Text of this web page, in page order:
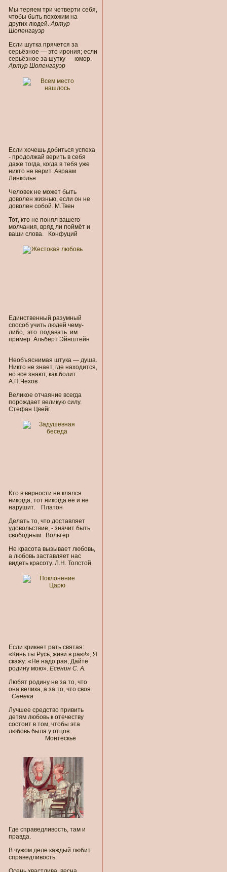
Мы теряем три четверти себя,
чтобы быть похожим на
других людей.Артур
Шопенгауэр
Если шутка прячется за
серьёзное — это ирония; если
серьёзное за шутку — юмор.
Артур Шопенгауэр
Если хочешь добиться успеха
- продолжай верить в себя
даже тогда, когда в тебя уже
никто не верит. Авраам
Линкольн
Человек не может быть
доволен жизнью, если он не
доволен собой. М.Твен
Тот, кто не понял вашего
молчания, вряд ли поймёт и
ваши слова. Конфуций
Единственный разумный
способ учить людей чему-
либо, это подавать им
пример. Альберт Эйнштейн
Необъяснимая штука — душа.
Никто не знает, где находится,
но все знают, как болит.
А.П.Чехов
Великое отчаяние всегда
порождает великую силу.
Стефан Цвейг
Кто в верности не клялся
никогда, тот никогда её и не
нарушит. Платон
Делать то, что доставляет
удовольствие, - значит быть
свободным. Вольтер
Не красота вызывает любовь,
а любовь заставляет нас
видеть красоту. Л.Н. Толстой
Если крикнет рать святая:
«Кинь ты Русь, живи в раю!», Я
скажу: «Не надо рая, Дайте
родину мою». Есенин С. А.
Любят родину не за то, что
она велика, а за то, что своя.
Сенека
Лучшее средство привить
детям любовь к отечеству
состоит в том, чтобы эта
любовь была у отцов.
Монтескье
Где справедливость, там и
правда.
В чужом деле каждый любит
справедливость.